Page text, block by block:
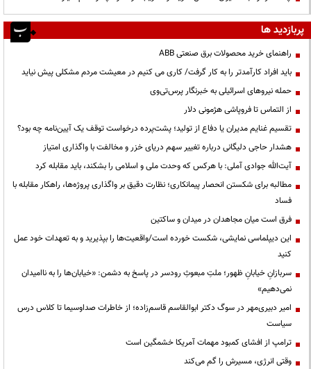
پربازدید ها
راهنمای خرید محصولات برق صنعتی ABB
باید افراد کارآمدتر را به کار گرفت/ کاری می کنیم در معیشت مردم مشکلی پیش نیاید
حمله نیروهای اسرائیلی به خبرنگار پرس‌تی‌وی
از التماس تا فروپاشی هژمونی دلار
تقسیم غنایم مدیران یا دفاع از تولید؛ پشت‌پرده درخواست توقف یک آیین‌نامه چه بود؟
هشدار حاجی دلیگانی درباره تغییر سهم دریای خزر و مخالفت با واگذاری امتیاز
آیت‌الله جوادی آملی: با هرکس که وحدت ملی و اسلامی را بشکند، باید مقابله کرد
مطالبه برای شکستن انحصار پیمانکاری؛ نظارت دقیق بر واگذاری پروژه‌ها، راهکار مقابله با
فساد
فرق است میان مجاهدان در میدان و ساکتین
این دیپلماسی نمایشی، شکست خورده است/واقعیت‌ها را بپذیرید و به تعهدات خود عمل
کنید
سربازانِ خیابانِ ظهور؛ ملتِ مبعوثِ رودسر در پاسخ به دشمن: «خیابان‌ها را به ناامیدان
نمی‌دهیم»
امیر دبیری‌مهر در سوگ دکتر ابوالقاسم قاسم‌زاده؛ از خاطرات صداوسیما تا کلاس درس
سیاست
ترامپ از افشای کمبود مهمات آمریکا خشمگین است
وقتی انرژی، مسیرش را گم می‌کند